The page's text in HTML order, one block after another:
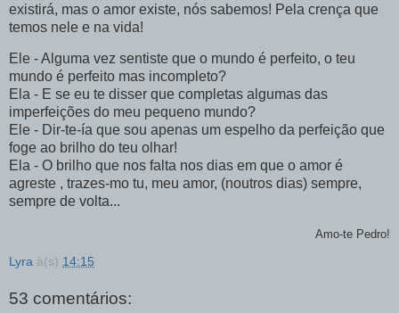
existirá, mas o amor existe, nós sabemos! Pela crença que
temos nele e na vida!
Ele - Alguma vez sentiste que o mundo é perfeito, o teu
mundo é perfeito mas incompleto?
Ela - E se eu te disser que completas algumas das
imperfeições do meu pequeno mundo?
Ele - Dir-te-ía que sou apenas um espelho da perfeição que
foge ao brilho do teu olhar!
Ela - O brilho que nos falta nos dias em que o amor é
agreste , trazes-mo tu, meu amor, (noutros dias) sempre,
sempre de volta...
Amo-te Pedro!
Lyra à(s) 14:15
53 comentários: